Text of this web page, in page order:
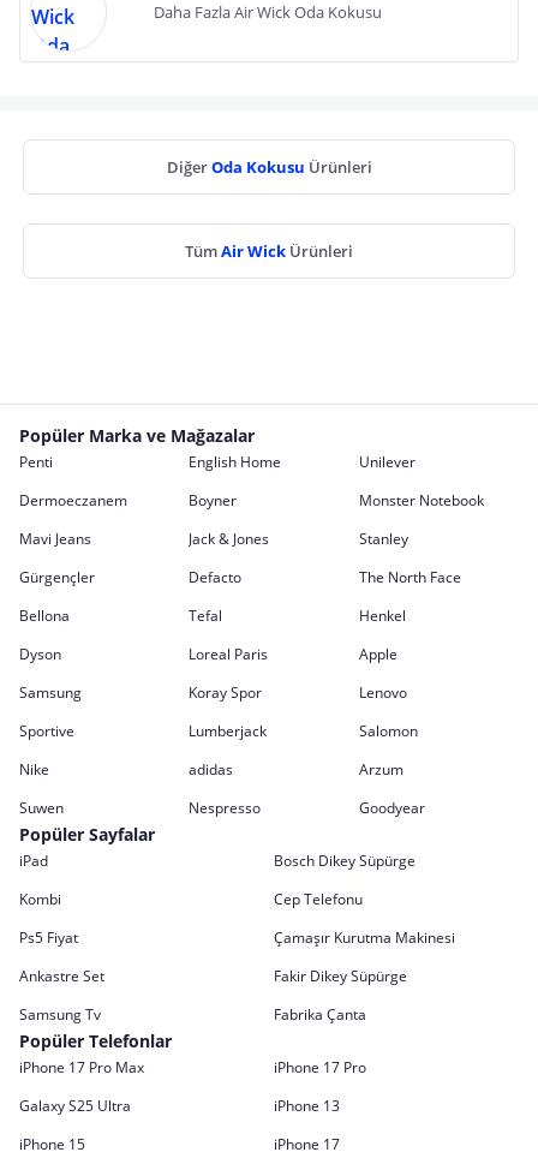
Daha Fazla Air Wick Oda Kokusu
DiğerOda Kokusu Ürünleri
TümAir Wick Ürünleri
Popüler Marka ve Mağazalar
Penti English Home
Unilever
Dermoeczanem
Boyner
Monster Notebook
Mavi Jeans
Jack & Jones
Stanley
Gürgençler
Defacto
The North Face
Bellona
Tefal
Henkel
Dyson
Loreal Paris
Apple
Samsung
Koray Spor
Lenovo
Sportive
Lumberjack
Salomon
Nike
adidas
Arzum
Suwen
Nespresso Goodyear
Popüler Sayfalar
iPad
Bosch Dikey Süpürge
Kombi
Cep Telefonu
Ps5 Fiyat
Çamaşır Kurutma Makinesi
Ankastre Set
Fakir Dikey Süpürge
Samsung Tv
Fabrika Çanta
Popüler Telefonlar
iPhone 17 Pro Max
iPhone 17 Pro
Galaxy S25 Ultra
iPhone 13
iPhone 15
iPhone 17